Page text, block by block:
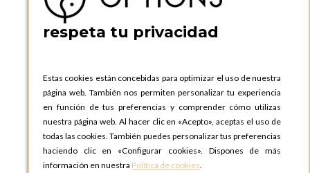
Teléfono:
+34 935 724 041
OPTIONS BARCELONA SHOWROOM
ESPAñA
Teléfono:+34 935 724 041
OPTIONS MADRID
C. Lucio Emilio Cándido, 6,
28803 Alcalá de Henares, Madrid
ESPAñA
respeta tu privacidad
Estas cookies están concebidas para optimizar el uso de nuestra
página web. También nos permiten personalizar tu experiencia
en función de tus preferencias y comprender cómo utilizas
nuestra página web. Al hacer clic en «Acepto», aceptas el uso de
todas las cookies. También puedes personalizar tus preferencias
haciendo clic en «Configurar cookies». Dispones de más
información en nuestra Política de cookies.